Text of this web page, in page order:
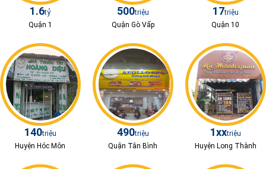
1.6tỷ
Quận 1
500triệu
Quận Gò Vấp
17triệu
Quận 10
140triệu
Huyện Hóc Môn
490triệu
Quận Tân Bình
1xxtriệu
Huyện Long Thành